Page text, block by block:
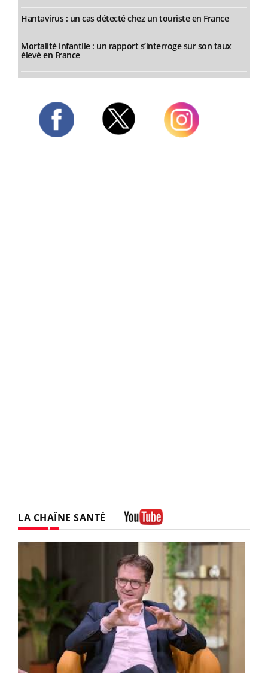
Hantavirus : un cas détecté chez un touriste en France
Mortalité infantile : un rapport s’interroge sur son taux
élevé en France
LA CHAÎNE SANTÉ